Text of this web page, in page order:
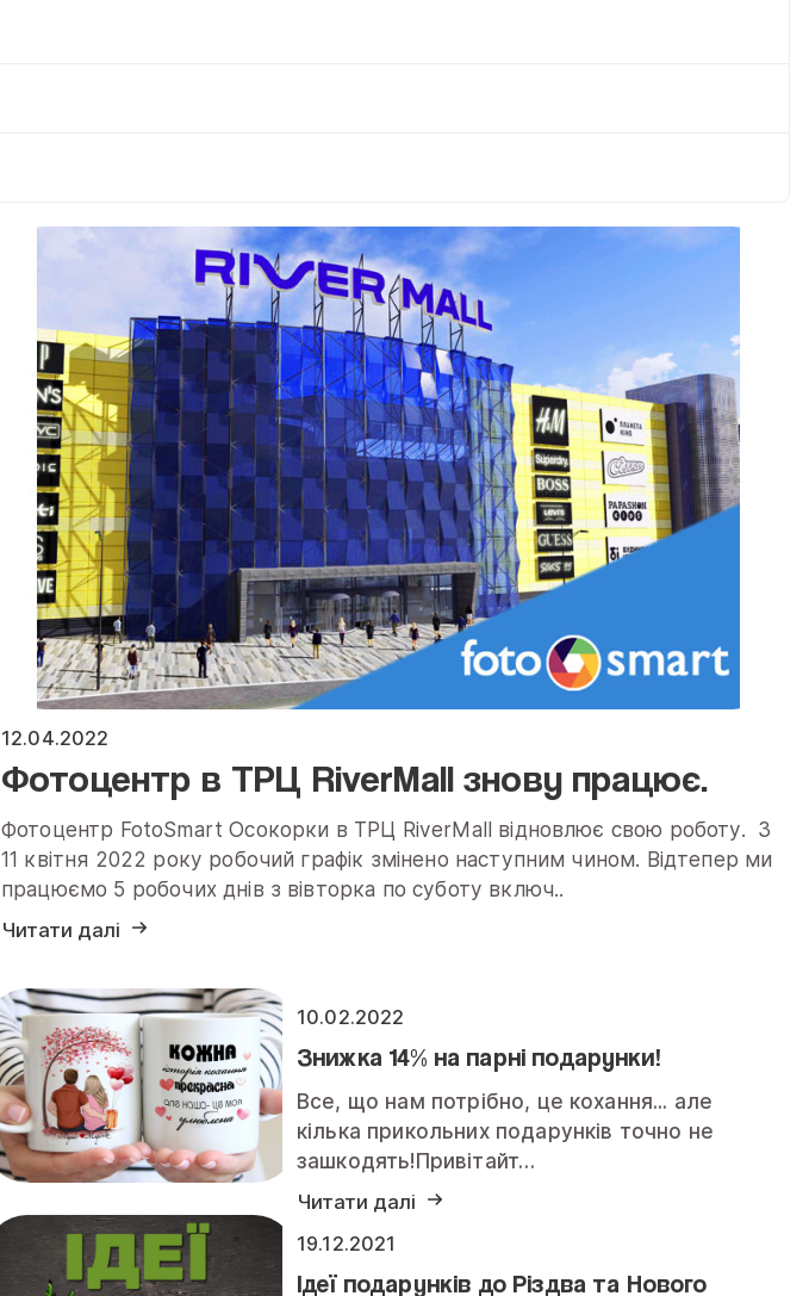
12.04.2022
Фотоцентр в ТРЦ RiverMall знову працює.
Фотоцентр FotoSmart Осокорки в ТРЦ RiverMall відновлює свою роботу. 3
11 квітня 2022 року робочий графік змінено наступним чином. Відтепер ми
працюємо 5 робочих днів з вівторка по суботу включ..
Читати далі
10.02.2022
Знижка 14% на парні подарунки!
Все, що нам потрібно, це кохання... але
кілька прикольних подарунків точно не
зашкодять!Привітайт…
Читати далі
19.12.2021
Ідеї ​​подарунків до Різдва та Нового